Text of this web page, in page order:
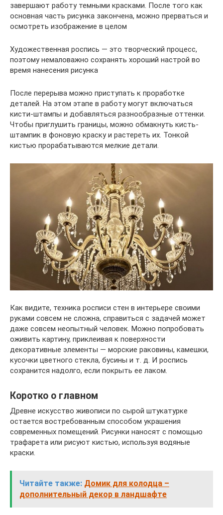
завершают работу темными красками. После того как
основная часть рисунка закончена, можно прерваться и
осмотреть изображение в целом
Художественная роспись — это творческий процесс,
поэтому немаловажно сохранять хороший настрой во
время нанесения рисунка
После перерыва можно приступать к проработке
деталей. На этом этапе в работу могут включаться
кисти-штампы и добавляться разнообразные оттенки.
Чтобы приглушить границы, можно обмакнуть кисть-
штампик в фоновую краску и растереть их. Тонкой
кистью прорабатываются мелкие детали.
Как видите, техника росписи стен в интерьере своими
руками совсем не сложна, справиться с задачей может
даже совсем неопытный человек. Можно попробовать
оживить картину, приклеивая к поверхности
декоративные элементы — морские раковины, камешки,
кусочки цветного стекла, бусины и т. д. И роспись
сохранится надолго, если покрыть ее лаком.
Коротко о главном
Древне искусство живописи по сырой штукатурке
остается востребованным способом украшения
современных помещений. Рисунки наносят с помощью
трафарета или рисуют кистью, используя водяные
краски.
Читайте также: Домик для колодца –
дополнительный декор в ландшафте